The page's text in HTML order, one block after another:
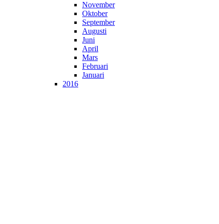
November
Oktober
September
Augusti
Juni
April
Mars
Februari
Januari
2016